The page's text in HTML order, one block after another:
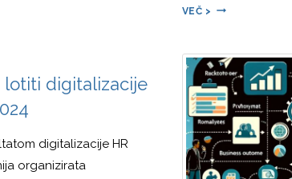
VEČ > DIGITALIZACIJA
STRATEŠKE
PRILOŽNOSTI
IN
RAZVOJNA
SREDSTVA,
MAREC
2025
lotiti digitalizacije
digitalizacije HR
organizirata